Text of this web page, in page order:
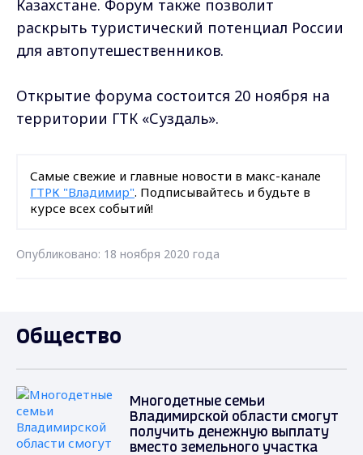
Казахстане. Форум также позволит
раскрыть туристический потенциал России
для автопутешественников.
Открытие форума состоится 20 ноября на
территории ГТК «Суздаль».
Самые свежие и главные новости в макс-канале
ГТРК "Владимир". Подписывайтесь и будьте в
курсе всех событий!
Опубликовано: 18 ноября 2020 года
Общество
Многодетные семьи
Владимирской области смогут
получить денежную выплату
вместо земельного участка